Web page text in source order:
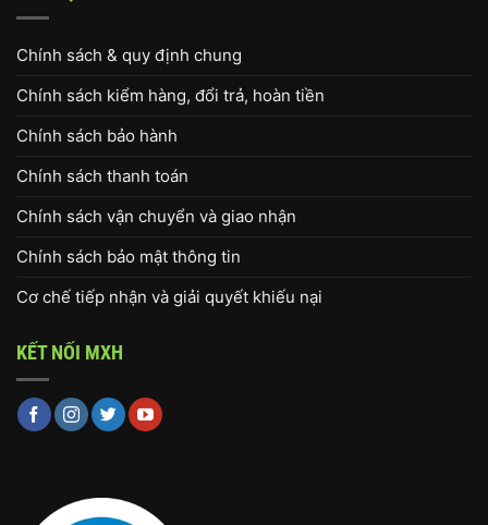
Chính sách & quy định chung
Chính sách kiểm hàng, đổi trả, hoàn tiền
Chính sách bảo hành
Chính sách thanh toán
Chính sách vận chuyển và giao nhận
Chính sách bảo mật thông tin
Cơ chế tiếp nhận và giải quyết khiếu nại
KẾT NỐI MXH